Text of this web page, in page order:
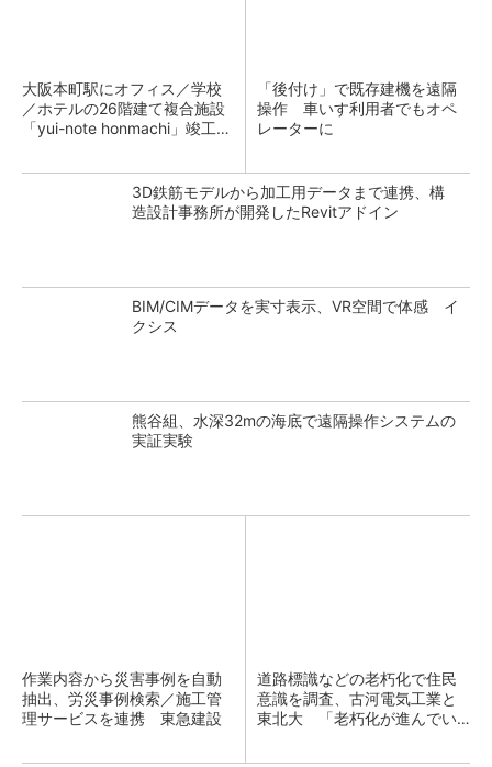
大阪本町駅にオフィス／学校
／ホテルの26階建て複合施設
「yui-note honmachi」竣工、
「後付け」で既存建機を遠隔
操作 車いす利用者でもオペ
レーターに
3D鉄筋モデルから加工用データまで連携、構
造設計事務所が開発したRevitアドイン
BIM/CIMデータを実寸表示、VR空間で体感 イ
クシス
熊谷組、水深32mの海底で遠隔操作システムの
実証実験
作業内容から災害事例を自動
抽出、労災事例検索／施工管
理サービスを連携 東急建設
道路標識などの老朽化で住民
意識を調査、古河電気工業と
東北大 「老朽化が進んでい